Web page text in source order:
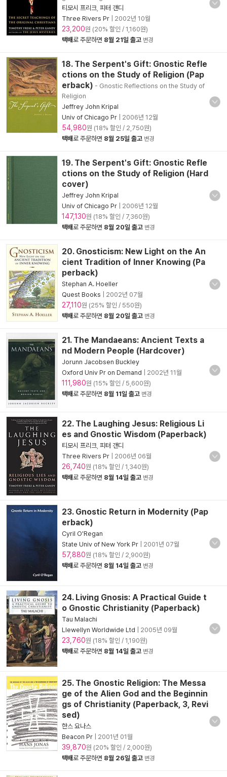
티모시 프리크 피터 갠디
Three Rivers Pr
2002년 10월
23,200원 (20% 할인 / 1,160원)
택배로 주문하면 8월 21일 출고 변경
18. The Serpent's Gift: Gnostic Refle
ctions on the Study of Religion (Pap
erback) - Gnostic Reflections on the Study of
Religion
Jeffrey John Kripal
Univ of Chicago Pr
2006년 12월
54,980원 (18% 할인 / 2,750원)
택배로 주문하면 8월 25일 출고 변경
19. The Serpent's Gift: Gnostic Refle
ctions on the Study of Religion (Hard
cover)
Jeffrey John Kripal
Univ of Chicago Pr
2006년 12월
147,130원 (18% 할인 / 7,360원)
택배로 주문하면 8월 20일 출고 변경
20. Gnosticism: New Light on the An
cient Tradition of Inner Knowing (Pa
perback)
Stephan A. Hoeller
Quest Books
2002년 07월
27,110원 (25% 할인 / 550원)
택배로 주문하면 8월 20일 출고 변경
21. The Mandaeans: Ancient Texts a
nd Modern People (Hardcover)
Jorunn Jacobsen Buckley
Oxford Univ Pr on Demand
2002년 11월
111,980원 (15% 할인 / 5,600원)
택배로 주문하면 8월 11일 출고 변경
22. The Laughing Jesus: Religious Li
es and Gnostic Wisdom (Paperback)
티모시 프리크 피터 갠디
Three Rivers Pr
2006년 06월
26,740원 (18% 할인 / 1,340원)
택배로 주문하면 8월 14일 출고 변경
23. Gnostic Return in Modernity (Pap
erback)
Cyril O'Regan
State Univ of New York Pr
2001년 07월
57,880원 (18% 할인 / 2,900원)
택배로 주문하면 8월 14일 출고 변경
24. Living Gnosis: A Practical Guide t
o Gnostic Christianity (Paperback)
Tau Malachi
Llewellyn Worldwide Ltd
2005년 09월
23,760원 (18% 할인 / 1,190원)
택배로 주문하면 8월 14일 출고 변경
25. The Gnostic Religion: The Messa
ge of the Alien God and the Beginnin
gs of Christianity (Paperback, 3, Revi
sed)
한스 요나스
Beacon Pr
2001년 01월
39,870원 (20% 할인 / 2,000원)
택배로 주문하면 8월 26일 출고 변경